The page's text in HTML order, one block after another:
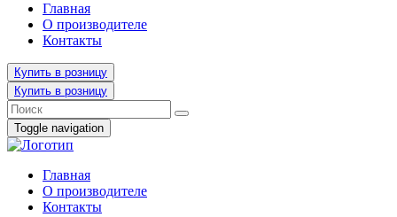
Главная
О производителе
Контакты
Купить в розницу
Купить в розницу
Toggle navigation
Главная
О производителе
Контакты